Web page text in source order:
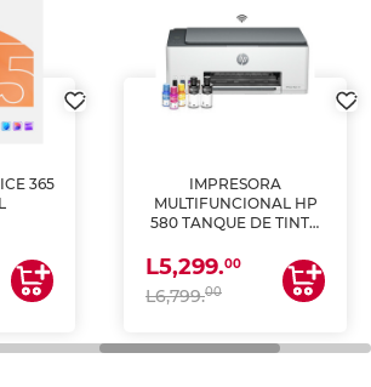
365
IMPRESORA
MULTIFUNCIONAL HP
580 TANQUE DE TINTA
ESCANEA)
L5,299.00
L6,799.00